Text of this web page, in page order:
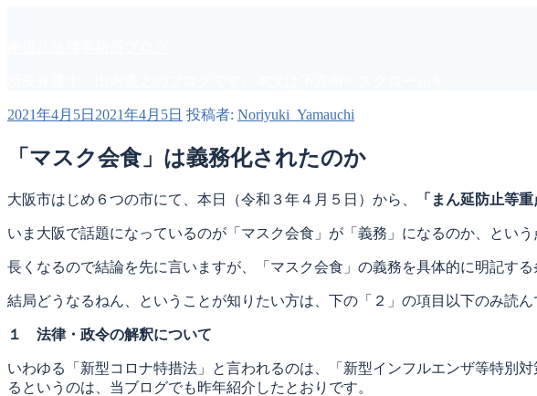
へ
キ
投
日:
2021年4月5日 2021年4月5日 投稿者: Noriyuki_Yamauchi
「マスク会食」は義務化されたのか
大阪市はじめ６つの市にて、本日（令和３年４月５日）から、 「まん延防止等重
いま大阪で話題になっているのが「マスク会食」が「義務」になるのか、とい
長くなるので結論を先に言いますが、「マスク会食」の義務を具体的に明記す
結局どうなるねん、ということが知りたい方は、下の「２」の項目以下のみ読ん
１ 法律・政令の解釈について
いわゆる「新型コロナ特措法」と言われるのは、「新型インフルエンザ等特別
るというのは、当ブログでも昨年紹介したとおりです。